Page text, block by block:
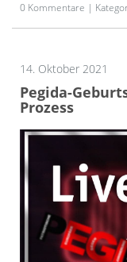
0 Kommentare |
14. Oktober 2021
Pegida-
Prozess